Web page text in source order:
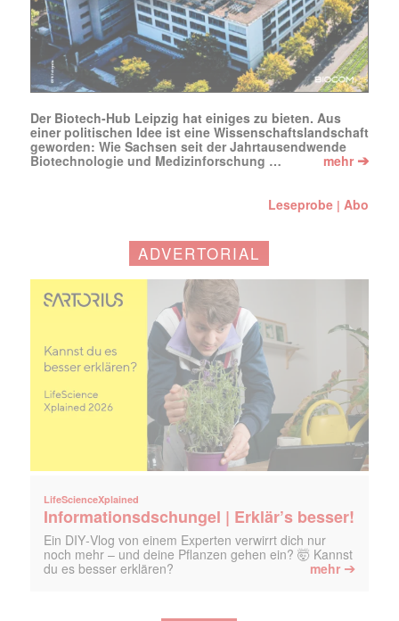
Der Biotech-Hub Leipzig hat einiges zu bieten. Aus
einer politischen Idee ist eine Wissenschaftslandschaft
geworden: Wie Sachsen seit der Jahrtausendwende
Biotechnologie und Medizinforschung …
mehr ➔
Leseprobe |Abo
ADVERTORIAL
LifeScienceXplained
Informationsdschungel | Erklär’s besser!
Ein DIY‑Vlog von einem Experten verwirrt dich nur
noch mehr – und deine Pflanzen gehen ein? 🤯 Kannst
du es besser erklären?
mehr ➔